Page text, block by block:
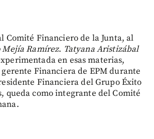
Comité Financiero de la Junta, al
Mejía Ramírez. Tatyana Aristizábal
en esas materias,
Financiera de EPM durante
Financiera del Grupo Éxito
queda como integrante del Comité